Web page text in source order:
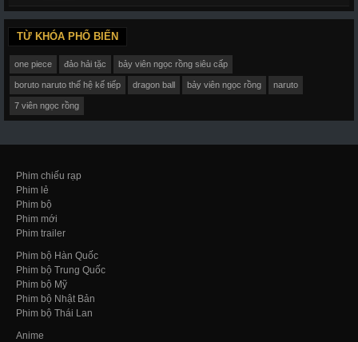
TỪ KHÓA PHỔ BIẾN
one piece đảo hải tặc bảy viên ngọc rồng siêu cấp
boruto naruto thế hệ kế tiếp dragon ball bảy viên ngọc rồng naruto
7 viên ngọc rồng
Phim chiếu rạp
Phim lẻ
Phim bộ
Phim mới
Phim trailer
Phim bộ Hàn Quốc
Phim bộ Trung Quốc
Phim bộ Mỹ
Phim bộ Nhật Bản
Phim bộ Thái Lan
Anime